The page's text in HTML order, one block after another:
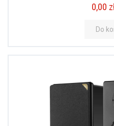
0,00
Do